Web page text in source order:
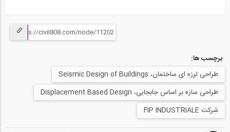
49
19
برچسب ها:
طراحی لرزه ای ساختمان، Seismic Design of Buildings
طراحی سازه بر اساس جابجایی، Displacement Based Design
شرکت FIP INDUSTRIALE